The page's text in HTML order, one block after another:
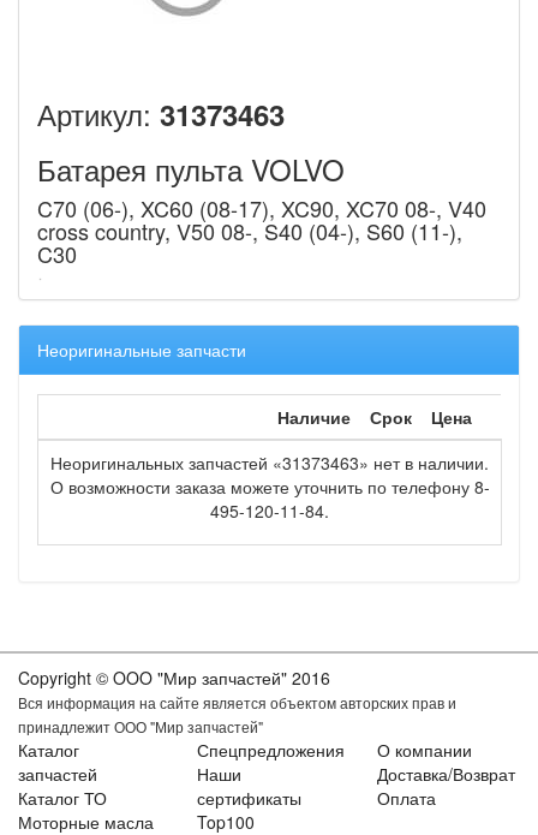
Артикул: 31373463
Батарея пульта VOLVO
C70 (06-), XC60 (08-17), XC90, XC70 08-, V40
cross country, V50 08-, S40 (04-), S60 (11-),
C30
Неоригинальные запчасти
Наличие Срок
Цена
Неоригинальных запчастей «31373463» нет в наличии.
О возможности заказа можете уточнить по телефону 8-
495-120-11-84.
Copyright © OOO "Мир запчастей" 2016
Вся информация на сайте является объектом авторских прав и
принадлежит ООО "Мир запчастей"
Каталог
запчастей
Каталог ТО
Моторные масла
Спецпредложения
Наши
сертификаты
Top100
О компании
Доставка/Возврат
Оплата